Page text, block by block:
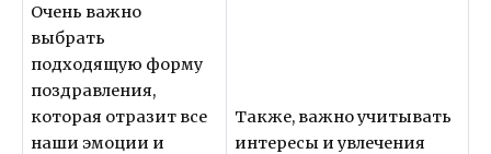
Очень важно
выбрать
подходящую форму
поздравления,
которая отразит все
наши эмоции и
Также, важно учитывать
интересы и увлечения